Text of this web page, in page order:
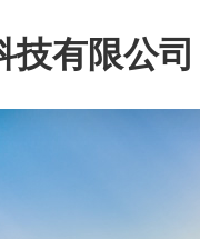
技有限公司